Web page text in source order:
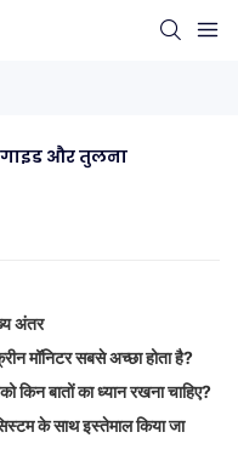
गाइड और तुलना
अंतर
मॉनिटर सबसे अच्छा होता है?
बातों का ध्यान रखना चाहिए?
के साथ इस्तेमाल किया जा